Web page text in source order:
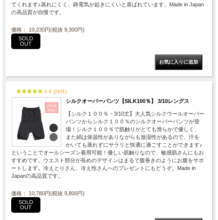
てくれます♪蒸れにくく、静電気が起きにくいと喜ばれています。Made in Japan
の高品質が自慢です。
価格： 10,230円(税抜 9,300円)
SOLD
OUT
4.9 (28件)
シルクオーバーパンツ【SILK100％】 3/10レングス
【シルク１００％・3/10丈】大人気シルクウールオーバー
パンツからシルク１００％のシルクオーバーパンツが登
場！シルク１００％で肌触りがとても滑らかで優しく、
また絹は保温性がありながらも放湿性があるので、汗を
かいても蒸れずにサラリと快適に過ごすことができます♪
ということでオールシーズン着用可能！優しい肌触りなので、敏感肌さんにもお
すすめです。ウエスト部分が長めのデザインはまるで腹巻きのようにお腹をサポ
ートします。冷えとりさん、冷え性さんへのプレゼントにもどうぞ。Made in
Japanの高品質です。
価格： 10,780円(税抜 9,800円)
SOLD
OUT